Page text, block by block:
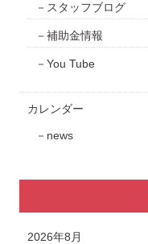
スタッフブログ
補助金情報
You Tube
カレンダー
news
2026年8月